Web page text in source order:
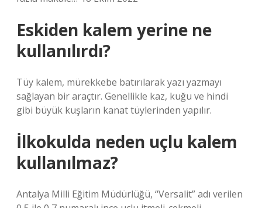
Eskiden kalem yerine ne
kullanılırdı?
Tüy kalem, mürekkebe batırılarak yazı yazmayı
sağlayan bir araçtır. Genellikle kaz, kuğu ve hindi
gibi büyük kuşların kanat tüylerinden yapılır.
İlkokulda neden uçlu kalem
kullanılmaz?
Antalya Milli Eğitim Müdürlüğü, “Versalit” adı verilen